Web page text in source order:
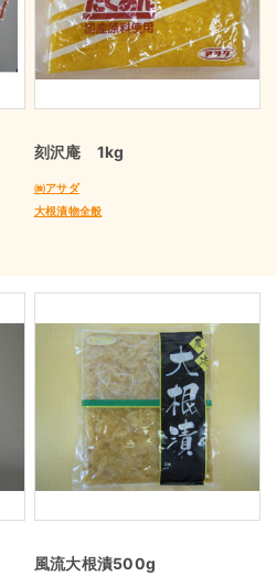
刻沢庵 1kg
㈱アサダ
大根漬物全般
風流大根漬500g